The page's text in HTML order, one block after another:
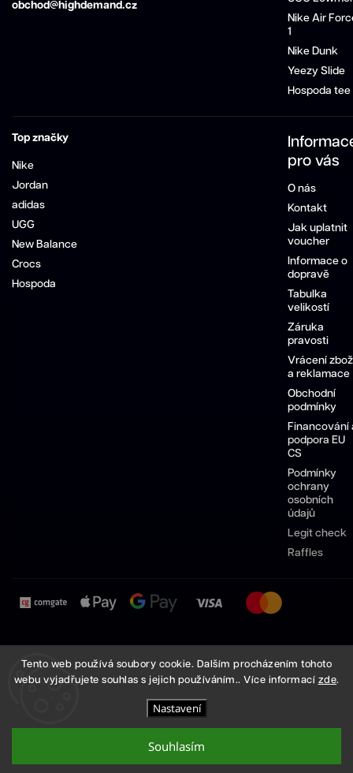
Tento web používá soubory cookie. Dalším procházením tohoto
webu vyjadřujete souhlas s jejich používáním.. Více informací zde.
Nastavení
Souhlasím
obchod@highdemand.cz
Nike Air
1
Nike Dunk
Yeezy Slide
Hospoda tee
Top značky
Nike
Jordan
adidas
UGG
New Balance
Crocs
Hospoda
pro vás
O nás
Kontakt
Jak uplatnit
voucher
Informace o
dopravě
Tabulka
velikostí
Záruka
pravosti
Vrácení
a reklamace
Obchodní
podmínky
Financování
podpora EU
CS
Podmínky
ochrany
osobních
údajů
Legit check
Raffles
Pánské
Nike
Dámské
boty
Nike
Sneakersy
Nike
Pánské
boty
Adidas
Dámské
boty
Adidas
High Demand. Všechna práva vyhrazena.